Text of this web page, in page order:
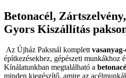
Betonacél,
Gyors Kiszállítás
Az Újház Paksnál komplett
építkezésekhez, gépészeti munkákhoz
Kínálatunkban megtalálható a
minden kiegészítő, amire az